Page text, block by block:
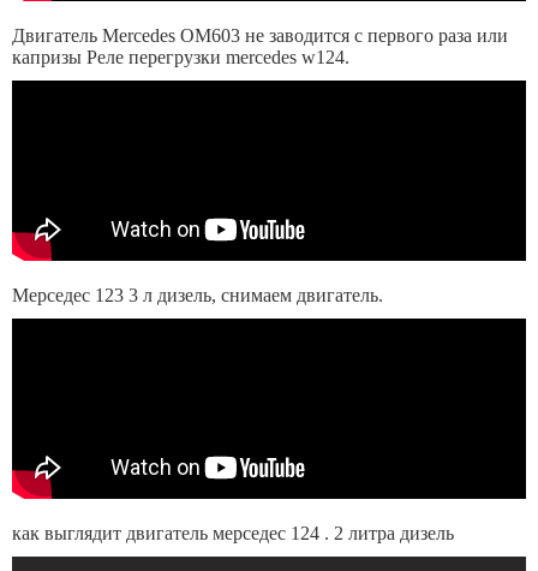
Двигатель Mercedes OM603 не заводится с первого раза или
капризы Реле перегрузки mercedes w124.
Мерседес 123 3 л дизель, снимаем двигатель.
как выглядит двигатель мерседес 124 . 2 литра дизель